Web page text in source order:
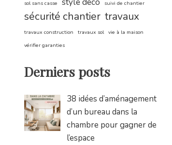
sol sans casse style déco suivi de chantier
sécurité chantier travaux
travaux construction travaux sol vie à la maison
vérifier garanties
Derniers posts
38 idées d’aménagement
d’un bureau dans la
chambre pour gagner de
l’espace